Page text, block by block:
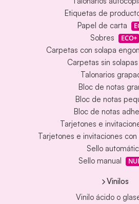
Etiquetas de
Papel de carta
Sobres ECO+
Carpetas con solapa
Carpetas sin solapas
Talonarios
Bloc de notas
Bloc de notas
Bloc de notas
Tarjetones e
Tarjetones e invitaciones
Sello
Sello manual
Vinilos
Vinilo ácido o